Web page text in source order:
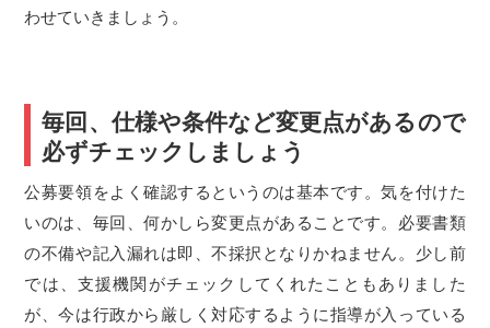
わせていきましょう。
毎回、仕様や条件など変更点があるので
必ずチェックしましょう
公募要領をよく確認するというのは基本です。気を付けた
いのは、毎回、何かしら変更点があることです。必要書類
の不備や記入漏れは即、不採択となりかねません。少し前
では、支援機関がチェックしてくれたこともありました
が、今は行政から厳しく対応するように指導が入っている